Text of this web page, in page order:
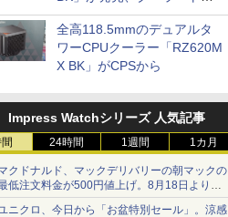
プに5インチ液晶搭載
全高118.5mmのデュアルタ
ワーCPUクーラー「RZ620M
X BK」がCPSから
Impress Watchシリーズ 人気記事
24時間 1週間 1カ月
クドナルド、マックデリバリーの朝マックの
低注文料金が500円値上げ。8月18日より
円から受付
ニクロ、今日から「お盆特別セール」。涼感